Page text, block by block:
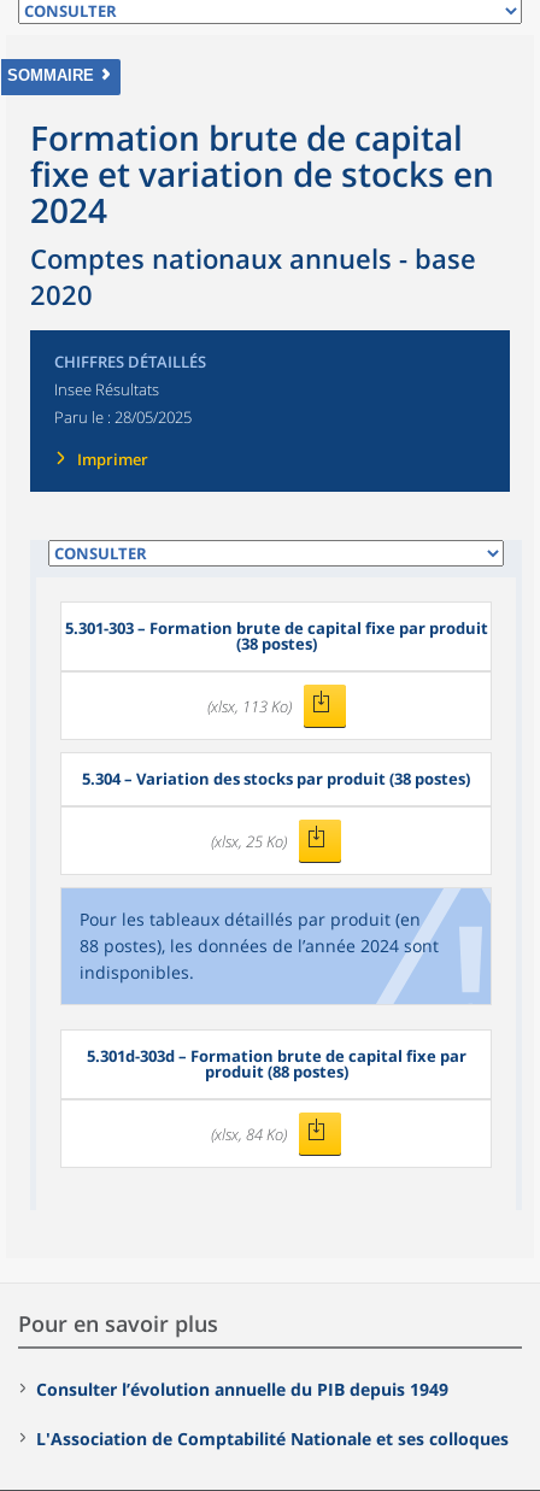
SOMMAIRE
Formation brute de capital
fixe et variation de stocks en
2024
Comptes nationaux annuels - base
2020
CHIFFRES DÉTAILLÉS
Insee Résultats
Paru le : 28/05/2025
Imprimer
5.301-303 – Formation brute de capital fixe par produit
(38 postes)
(xlsx, 113 Ko)
5.304 – Variation des stocks par produit (38 postes)
(xlsx, 25 Ko)
Pour les tableaux détaillés par produit (en
88 postes), les données de l’année 2024 sont
indisponibles.
5.301d-303d – Formation brute de capital fixe par
produit (88 postes)
(xlsx, 84 Ko)
Pour en savoir plus
Consulter l’évolution annuelle du PIB depuis 1949
L'Association de Comptabilité Nationale et ses colloques